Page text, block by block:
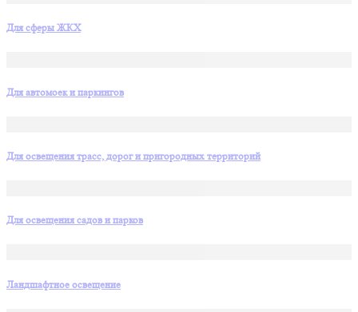
Для сферы ЖКХ
Для автомоек и паркингов
Для освещения трасс, дорог и пригородных территорий
Для освещения садов и парков
Ландшафтное освещение